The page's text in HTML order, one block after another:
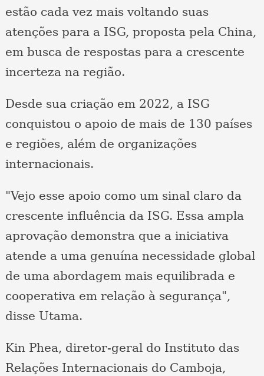
estão cada vez mais voltando suas
atenções para a ISG, proposta pela China,
em busca de respostas para a crescente
incerteza na região.
Desde sua criação em 2022, a ISG
conquistou o apoio de mais de 130 países
e regiões, além de organizações
internacionais.
"Vejo esse apoio como um sinal claro da
crescente influência da ISG. Essa ampla
aprovação demonstra que a iniciativa
atende a uma genuína necessidade global
de uma abordagem mais equilibrada e
cooperativa em relação à segurança",
disse Utama.
Kin Phea, diretor-geral do Instituto das
Relações Internacionais do Camboja,